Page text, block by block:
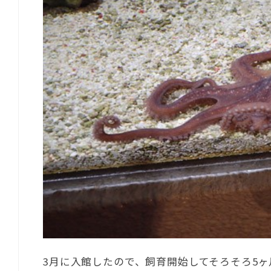
3月に入館したので、飼育開始してそろそろ5